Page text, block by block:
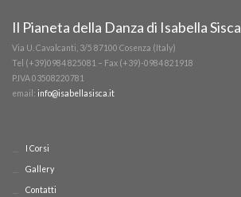
Il Pianeta della Danza di Isabella Sisca
Via U. Cavalcanti, 3/5 87100 Cosenza (Italy)
Tel (+39)0984 825081 – Fax (+39)-0984 821918
P.IVA 03508220781
email: info@isabellasisca.it
I Corsi
Gallery
Contatti